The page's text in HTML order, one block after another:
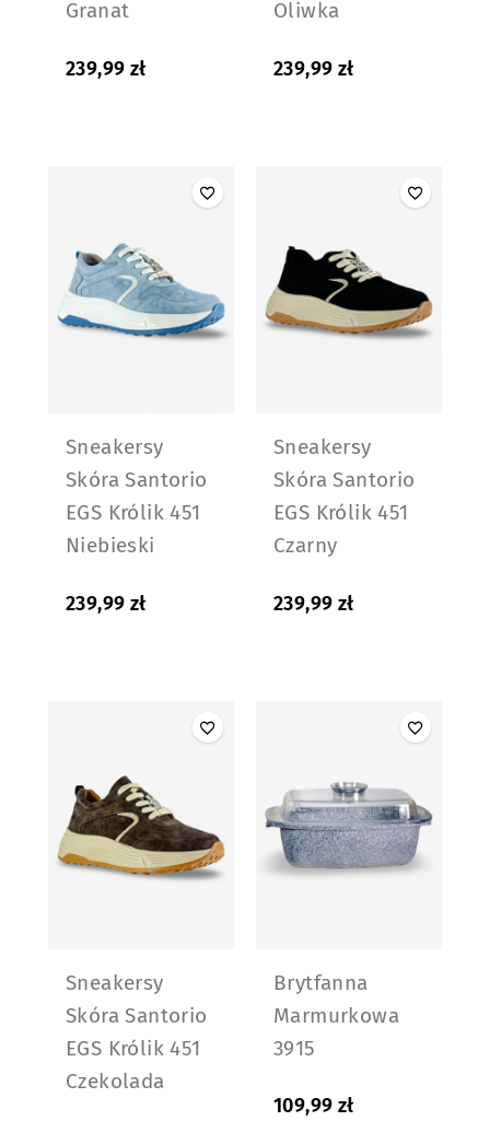
Granat
239,99 zł
Oliwka
239,99 zł
Sneakersy
Skóra Santorio
EGS Królik 451
Niebieski
239,99 zł
Sneakersy
Skóra Santorio
EGS Królik 451
Czarny
239,99 zł
Sneakersy
Skóra Santorio
EGS Królik 451
Czekolada
Brytfanna
Marmurkowa
3915
109,99 zł